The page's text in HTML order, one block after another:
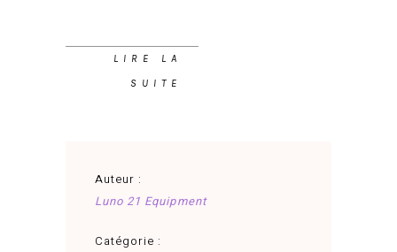
LIRE LA
SUITE
Auteur :
Luno 21 Equipment
Catégorie :